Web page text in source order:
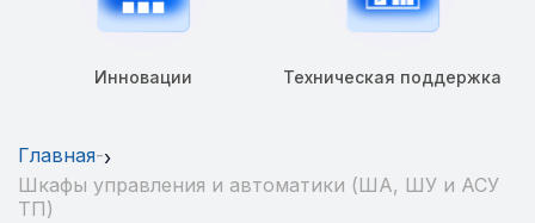
Инновации Техническая поддержка
Главная ›
Шкафы управления и автоматики (ША, ШУ и АСУ
ТП)